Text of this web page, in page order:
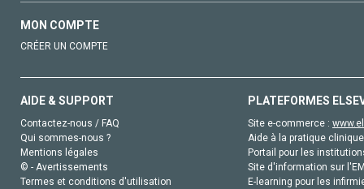
MON COMPTE
CRÉER UN COMPTE
AIDE & SUPPORT
Contactez-nous / FAQ
Qui sommes-nous ?
Mentions légales
© - Avertissements
Termes et conditions d'utilisation
PLATEFORMES
Site e-commerce :
Aide à la pratique
Portail pour les
Site d'information sur
E-learning pour les